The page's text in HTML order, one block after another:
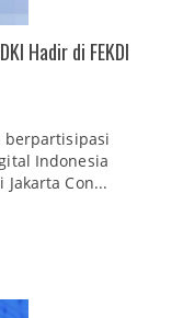
Hadir di FEKDI
berpartisipasi
Indonesia
Jakarta Con...